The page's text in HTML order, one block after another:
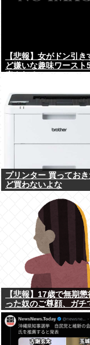
【悲報】女がドン引き
ど嫌いな趣味ワースト
プリンター 買ってお
ど買わないよな
【悲報】17歳で無期
った奴のご尊顔、ガチ